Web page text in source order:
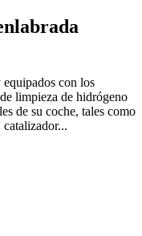
equipados con los
limpieza de hidrógeno
de su coche, tales como